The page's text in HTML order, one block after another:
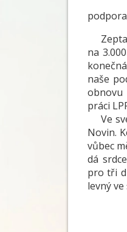
Zeptal
na
naše
obnovu
práci
Ve
Novin.
vůbec
dá
pro tři
levný